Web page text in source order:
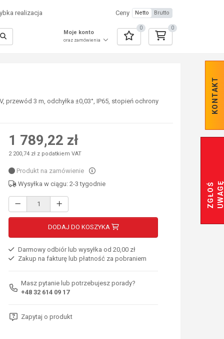
realizacja Ceny Netto Brutto
Moje konto
oraz zamówienia
0 0
KONTAKT
Z
G
Ł
O
Ś
U
W
A
GĘ
3 m, odchyłka ±0,03°, IP65, stopień ochrony
1 789,22 zł
2 200,74 zł z podatkiem VAT
Produkt na zamówienie
Wysyłka w ciągu: 2-3 tygodnie
DODAJ DO KOSZYKA
Darmowy odbiór lub wysyłka od 20,00 zł
Zakup na fakturę lub płatność za pobraniem
Masz pytanie lub potrzebujesz porady?
+48 32 614 09 17
Zapytaj o produkt